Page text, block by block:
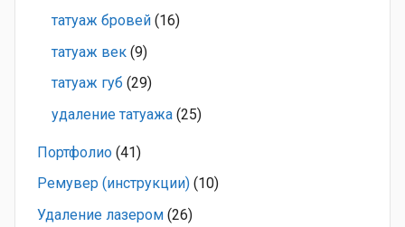
татуаж бровей (16)
татуаж век (9)
татуаж губ (29)
удаление татуажа (25)
Портфолио (41)
Ремувер (инструкции) (10)
Удаление лазером (26)